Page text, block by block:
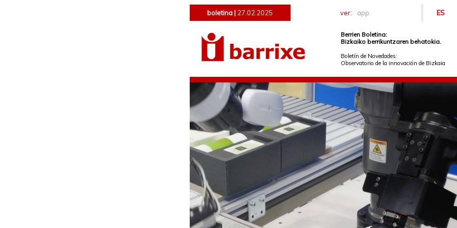
boletina | 27.02.2025 ver: app ES
Berrien Boletina:
Bizkaiko berrikuntzaren behatokia.
Boletín de Novedades:
Observatorio de la innovación de Bizkaia